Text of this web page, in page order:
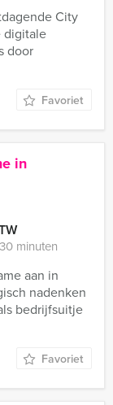
City
digitale
door
Favoriet
in
minuten
aan in
nadenken
bedrijfsuitje
Favoriet